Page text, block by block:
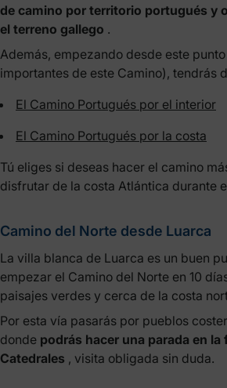
de camino por territorio portugués y
el terreno gallego .
Además, empezando desde este
importantes de este Camino), tendrás
El Camino Portugués por el interior
El Camino Portugués por la costa
Tú eliges si deseas hacer el camino
disfrutar de la costa Atlántica durante
Camino del Norte desde Luarca
La villa blanca de Luarca es un buen
empezar el Camino del Norte en 10
paisajes verdes y cerca de la costa
Por esta vía pasarás por pueblos
donde podrás hacer una parada en la
Catedrales , visita obligada sin duda.